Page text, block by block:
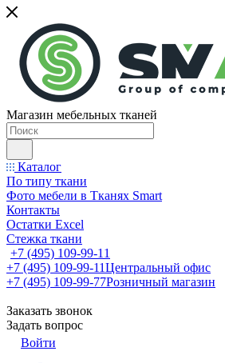
Магазин мебельных тканей
Каталог
По типу ткани
Фото мебели в Тканях Smart
Контакты
Остатки Excel
Стежка ткани
+7 (495) 109-99-11
+7 (495) 109-99-11Центральный офис
+7 (495) 109-99-77Розничный магазин
Заказать звонок
Задать вопрос
Войти